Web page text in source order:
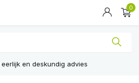
0
eerlijk en deskundig advies